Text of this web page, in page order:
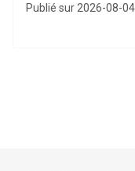
Publié sur 2026-08-